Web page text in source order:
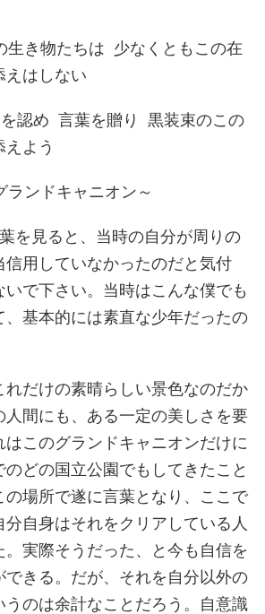
生き物たちは 少なくともこの在
えはしない
認め 言葉を贈り
黒装束のこの
よう
ランドキャニオン～
を見ると、当時の自分が周りの
信用していなかったのだと気付
いで下さい。当時はこんな僕でも
、基本的には素直な少年だったの
れだけの素晴らしい景色なのだか
人間にも、ある一定の美しさを要
このグランドキャニオンだけに
のどの国立公園でもしてきたこと
の場所で遂に言葉となり、ここで
自身はそれをクリアしている人
。実際そうだった、と今も自信を
できる。だが、それを自分以外の
うのは余計なことだろう。自意識